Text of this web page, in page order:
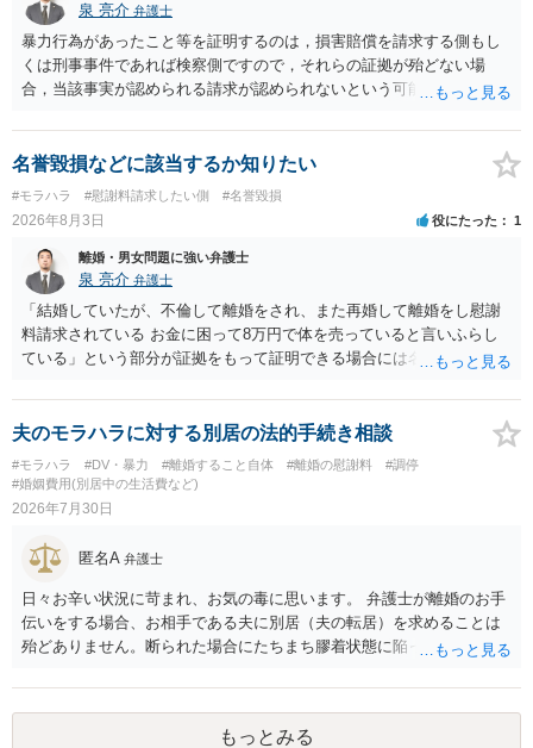
泉 亮介 弁護士
暴力行為があったこと等を証明するのは，損害賠償を請求する側もし
くは刑事事件であれば検察側ですので，それらの証拠が殆どない場
合，当該事実が認められる請求が認められないという可能性はあるで
名誉毀損などに該当するか知りたい
#モラハラ #慰謝料請求したい側 #名誉毀損
2026年8月3日 役にたった 1
離婚・男女問題に強い弁護士
泉 亮介 弁護士
「結婚していたが、不倫して離婚をされ、また再婚して離婚をし慰謝
料請求されている お金に困って8万円で体を売っていると言いふらし
ている」という部分が証拠をもって証明できる場合には名誉権侵害や
ょう。 既に弁護士にご依頼されているとのことですので，依頼中の弁
護士と打ち合わせの末どのように対応するかを決められると良いでし
夫のモラハラに対する別居の法的手続き相談
#モラハラ #DV・暴力 #離婚すること自体 #離婚の慰謝料
#調停
#婚姻費用(別居中の生活費など)
2026年7月30日
匿名A 弁護士
日々お辛い状況に苛まれ、お気の毒に思います。 弁護士が離婚のお手
伝いをする場合、お相手である夫に別居（夫の転居）を求めることは
殆どありません。断られた場合にたちまち膠着状態に陥ってしまうの
高いためです。 実務的には、ご相談者さまが転居する形で離婚協議等
を進める選択を採らざるを得ないことが圧倒的多数です。
もっとみる